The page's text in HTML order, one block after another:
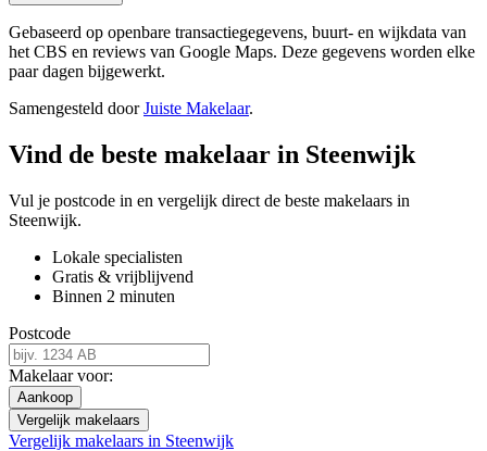
Gebaseerd op openbare transactiegegevens, buurt- en wijkdata van
het CBS en reviews van Google Maps. Deze gegevens worden elke
paar dagen bijgewerkt.
Samengesteld doorJuiste Makelaar.
Vind de beste makelaar in Steenwijk
Vul je postcode in en vergelijk direct de beste makelaars in
Steenwijk.
Lokale specialisten
Gratis & vrijblijvend
Binnen 2 minuten
Postcode
Makelaar voor:
Aankoop
Vergelijk makelaars
Vergelijk makelaars in Steenwijk